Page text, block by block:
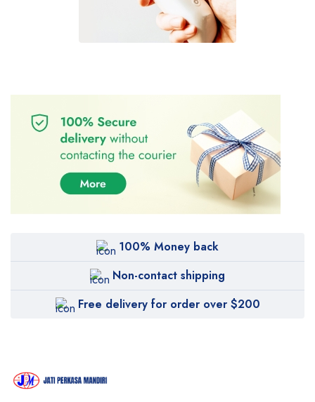
100% Money back
Non-contact shipping
Free delivery for order over $200